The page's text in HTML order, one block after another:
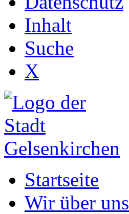
Inhalt
Suche
X
Startseite
Wir über uns